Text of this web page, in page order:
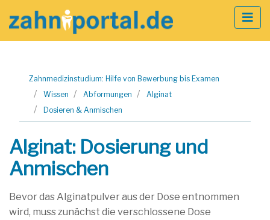
springen
Zahnmedizinstudium: Hilfe von Bewerbung bis Examen
Wissen
Abformungen
Alginat
Dosieren & Anmischen
Alginat: Dosierung und
Anmischen
Bevor das Alginatpulver aus der Dose entnommen
wird, muss zunächst die verschlossene Dose